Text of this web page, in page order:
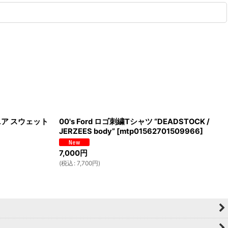
スウェット
00's Ford ロゴ刺繍Tシャツ “DEADSTOCK /
JERZEES body” [mtp01562701509966]
7,000円
(税込 : 7,700円)